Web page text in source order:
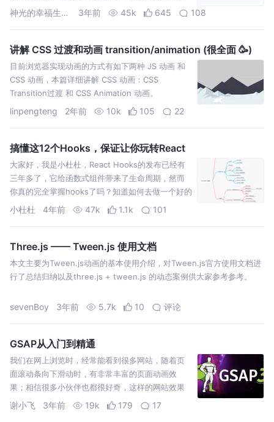
在 ht
神光的幸福生活公号 3年前 45k 645 108
讲解 CSS 过渡和动画 transition/animation (很全面 🥳)
目前浏览器实现动画的方式有如下两种 JS 动画 和
CSS 动画，本篇详细讲解 CSS 动画：CSS
Transition过渡 和 CSS Animation 动画。
linpengteng 2年前 10k 105 22
搞懂这12个Hooks，保证让你玩转React
大家好，我是小杜杜，React Hooks的发布已经有
三年多了，它给函数式组件带来了生命周期，然而
你真的完全掌握hooks了吗？知道如何去做一个好的
自定义hooks吗？
小杜杜 4年前 47k 1.1k 101
Three.js —— Tween.js 使用文档
本文主要为Tween.js动画的基本使用介绍，对Tween.js官方使用文档进
行了总结归纳以及three.js + tween.js 的动态案例供大家参考参考。
sevenBoy 3年前 5.7k 10 评论
GSAP从入门到精通
我们在网上浏览时，经常能看到很多网站，随着页
面滚动条向下滑动时，有非常丰富的页面动画效
果；相信很多小伙伴也都很好奇，这样的网站效果
是如何做出来的。我们本文就来深入的学习一下
谢小飞 3年前 19k 179 17